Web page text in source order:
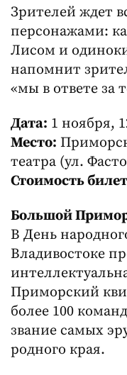
Зрителей ждет
персонажами:
Лисом и
напомнит
«мы в ответе за
Дата: 1 ноября,
Место:
театра (ул.
Стоимость
Большой
В День
Владивостоке
Приморский
более 100
звание самых
родного края.